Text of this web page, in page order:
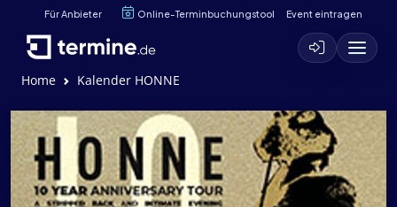
Für Anbieter Online-Terminbuchungstool Event eintragen
Home Kalender HONNE